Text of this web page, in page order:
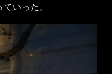
いった。